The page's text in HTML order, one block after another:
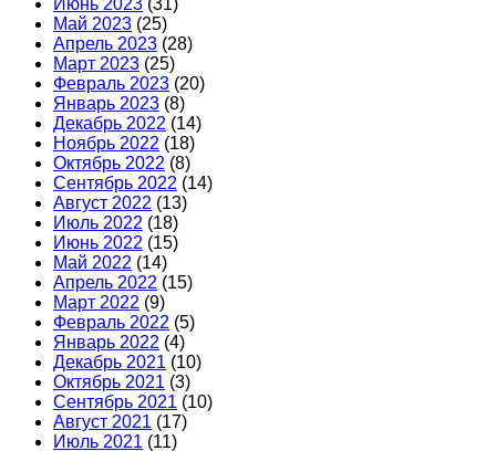
Май 2023 (25)
Апрель 2023 (28)
Март 2023 (25)
Февраль 2023 (20)
Январь 2023 (8)
Декабрь 2022 (14)
Ноябрь 2022 (18)
Октябрь 2022 (8)
Сентябрь 2022 (14)
Август 2022 (13)
Июль 2022 (18)
Июнь 2022 (15)
Май 2022 (14)
Апрель 2022 (15)
Март 2022 (9)
Февраль 2022 (5)
Январь 2022 (4)
Декабрь 2021 (10)
Октябрь 2021 (3)
Сентябрь 2021 (10)
Август 2021 (17)
Июль 2021 (11)